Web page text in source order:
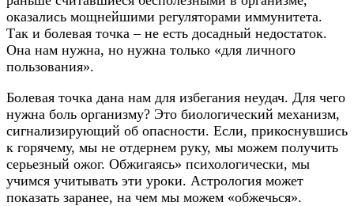
оказались мощнейшими регуляторами иммунитета.
Так и болевая точка – не есть досадный недостаток.
Она нам нужна, но нужна только «для личного
пользования».
Болевая точка дана нам для избегания неудач. Для чего
нужна боль организму? Это биологический механизм,
сигнализирующий об опасности. Если, прикоснувшись
к горячему, мы не отдернем руку, мы можем получить
серьезный ожог. Обжигаясь» психологически, мы
учимся учитывать эти уроки. Астрология может
показать заранее, на чем мы можем «обжечься».